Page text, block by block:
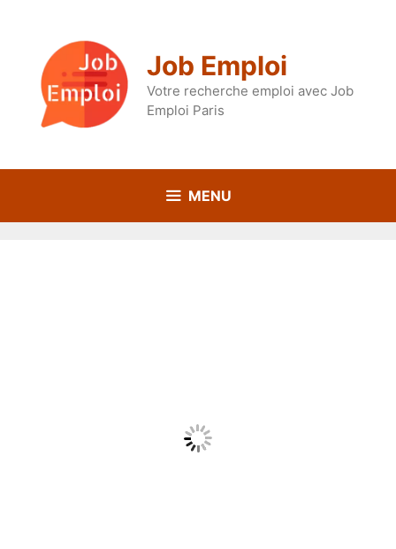
Job Emploi
Votre recherche emploi avec Job
Emploi Paris
MENU